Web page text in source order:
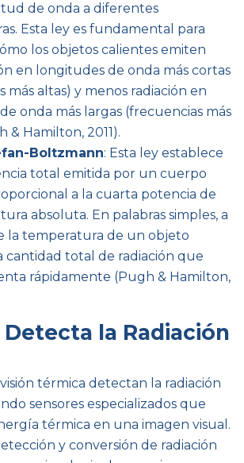
de onda a diferentes
Esta ley es fundamental para
los objetos calientes emiten
en longitudes de onda más cortas
más altas) y menos radiación en
onda más largas (frecuencias más
& Hamilton, 2011).
Boltzmann: Esta ley establece
total emitida por un cuerpo
a la cuarta potencia de
absoluta. En palabras simples, a
la temperatura de un objeto
cantidad total de radiación que
rápidamente (Pugh & Hamilton,
la Radiación
visión térmica detectan la radiación
sensores especializados que
térmica en una imagen visual.
y conversión de radiación